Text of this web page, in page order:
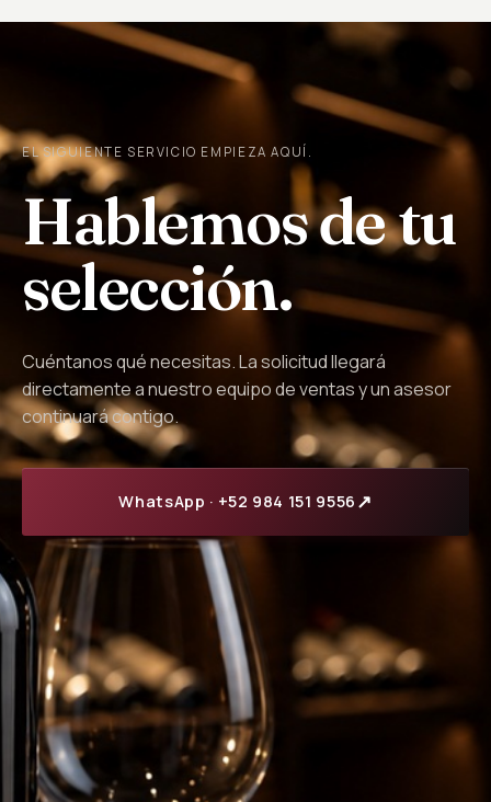
EL SIGUIENTE SERVICIO EMPIEZA AQUÍ.
Hablemos de tu
selección.
Cuéntanos qué necesitas. La solicitud llegará
directamente a nuestro equipo de ventas y un asesor
continuará contigo.
WhatsApp · +52 984 151 9556 ↗
Todos los campos son obligatorios.
NOMBRE
NEGOCIO